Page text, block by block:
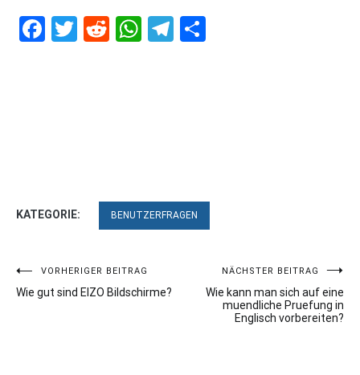
Facebook
Twitter
RedditWhatsApp
Telegram
KATEGORIE: BENUTZERFRAGEN
Beitragsnavigation
VORHERIGER BEITRAG
Wie gut sind EIZO Bildschirme?
NÄCHSTER BEITRAG
Wie kann man sich auf eine
muendliche Pruefung in
Englisch vorbereiten?